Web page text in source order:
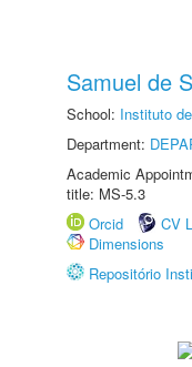
Samuel de
School: Instituto
Department:
Academic
title: MS-5.3
Orcid
CV
Dimensions
Repositório